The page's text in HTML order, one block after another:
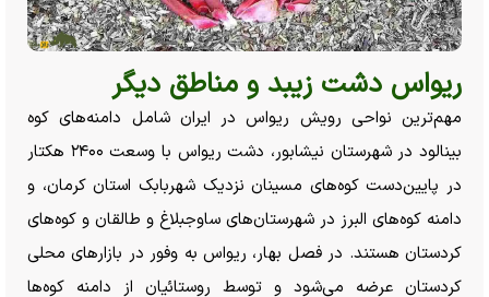
ریواس دشت زیبد و مناطق دیگر
مهم‌ترین نواحی رویش ریواس در ایران شامل دامنه‌های کوه
بینالود در شهرستان نیشابور، دشت ریواس با وسعت ۲۴۰۰ هکتار
در پایین‌دست کوه‌های مسینان نزدیک شهربابک استان کرمان، و
دامنه کوه‌های البرز در شهرستان‌های ساوجبلاغ و طالقان و کوه‌های
کردستان هستند. در فصل بهار، ریواس به وفور در بازار‌های محلی
کردستان عرضه می‌شود و توسط روستائیان از دامنه کوه‌ها